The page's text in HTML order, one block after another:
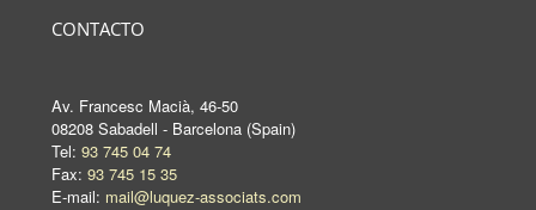
CONTACTO
Av. Francesc Macià, 46-50
08208 Sabadell - Barcelona (Spain)
Tel: 93 745 04 74
Fax: 93 745 15 35
E-mail: mail@luquez-associats.com